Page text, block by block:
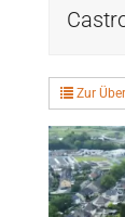
Zur